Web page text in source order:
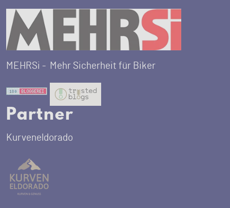
MEHRSi - Mehr Sicherheit für Biker
Partner
Kurveneldorado